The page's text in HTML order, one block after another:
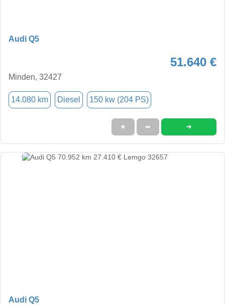
Audi Q5
51.640 €
Minden, 32427
14.080 km Diesel 150 kw (204 PS)
★ ➦ ➜
Audi Q5